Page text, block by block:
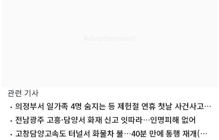
관련 기사
의정부서 일가족 4명 숨지는 등 제헌절 연휴 첫날 사건사고
속출(종합)
전남광주 고흥·담양서 화재 신고 잇따라…인명피해 없어
고창담양고속도 터널서 화물차 불…40분 만에 통행 재개(종